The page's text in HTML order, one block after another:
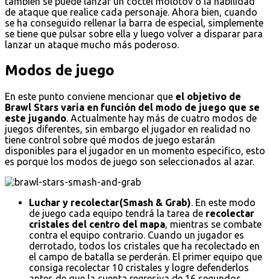
de ataque que realice cada personaje. Ahora bien, cuando
se ha conseguido rellenar la barra de especial, simplemente
se tiene que pulsar sobre ella y luego volver a disparar para
lanzar un ataque mucho más poderoso.
Modos de juego
En este punto conviene mencionar que el objetivo de
Brawl Stars varia en función del modo de juego que se
este jugando. Actualmente hay más de cuatro modos de
juegos diferentes, sin embargo el jugador en realidad no
tiene control sobre qué modos de juego estarán
disponibles para el jugador en un momento especifico, esto
es porque los modos de juego son seleccionados al azar.
Luchar y recolectar(Smash & Grab). En este modo
de juego cada equipo tendrá la tarea de recolectar
cristales del centro del mapa, mientras se combate
contra el equipo contrario. Cuando un jugador es
derrotado, todos los cristales que ha recolectado en
el campo de batalla se perderán. El primer equipo que
consiga recolectar 10 cristales y logre defenderlos